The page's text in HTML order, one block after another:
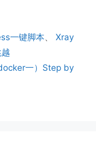
一键脚本、Xray
一）Step by